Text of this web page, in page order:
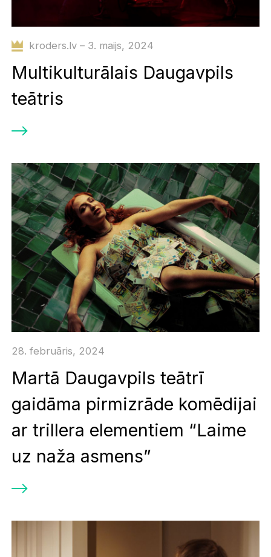
kroders.lv – 3. maijs, 2024
Multikulturālais Daugavpils
teātris
28. februāris, 2024
Martā Daugavpils teātrī
gaidāma pirmizrāde komēdijai
ar trillera elementiem “Laime
uz naža asmens”